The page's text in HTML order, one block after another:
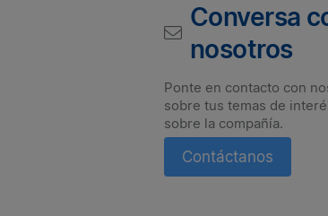
Conversa
nosotros
Ponte en contacto con
sobre tus temas de
sobre la compañía.
Contáctanos